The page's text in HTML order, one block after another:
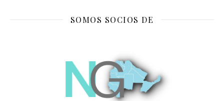
SOMOS SOCIOS DE